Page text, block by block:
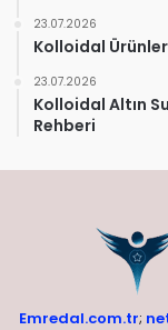
23.07.2026
Kolloidal Ürünler
23.07.2026
Kolloidal Altın
Rehberi
Emredal.com.tr;